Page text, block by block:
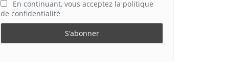
En continuant, vous acceptez la politique
de confidentialité